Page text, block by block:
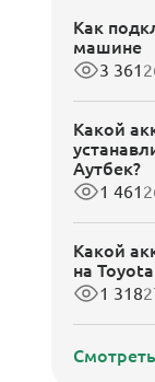
Как
машине
3 361
Какой
Аутбек?
1 461
Какой
на
1 318